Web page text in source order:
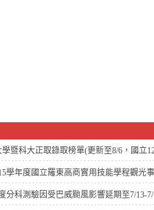
暨科大正取錄取榜單(更新至8/6，國立
學年度國立羅東高商實用技能學程觀光
分科測驗因受巴威颱風影響延期至7/13-